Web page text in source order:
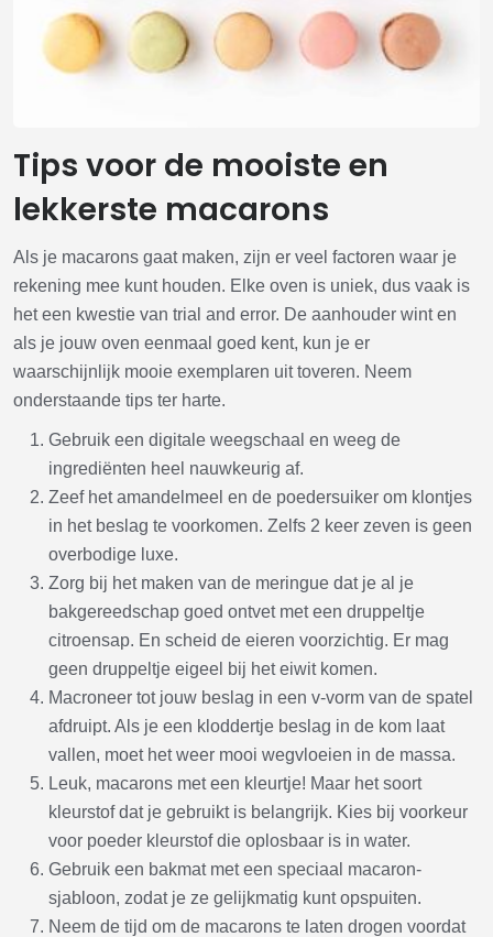
Tips voor de mooiste en
lekkerste macarons
Als je macarons gaat maken, zijn er veel factoren waar je
rekening mee kunt houden. Elke oven is uniek, dus vaak is
het een kwestie van trial and error. De aanhouder wint en
als je jouw oven eenmaal goed kent, kun je er
waarschijnlijk mooie exemplaren uit toveren. Neem
onderstaande tips ter harte.
Gebruik een digitale weegschaal en weeg de
ingrediënten heel nauwkeurig af.
Zeef het amandelmeel en de poedersuiker om klontjes
in het beslag te voorkomen. Zelfs 2 keer zeven is geen
overbodige luxe.
Zorg bij het maken van de meringue dat je al je
bakgereedschap goed ontvet met een druppeltje
citroensap. En scheid de eieren voorzichtig. Er mag
geen druppeltje eigeel bij het eiwit komen.
Macroneer tot jouw beslag in een v-vorm van de spatel
afdruipt. Als je een kloddertje beslag in de kom laat
vallen, moet het weer mooi wegvloeien in de massa.
Leuk, macarons met een kleurtje! Maar het soort
kleurstof dat je gebruikt is belangrijk. Kies bij voorkeur
voor poeder kleurstof die oplosbaar is in water.
Gebruik een bakmat met een speciaal macaron-
sjabloon, zodat je ze gelijkmatig kunt opspuiten.
Neem de tijd om de macarons te laten drogen voordat